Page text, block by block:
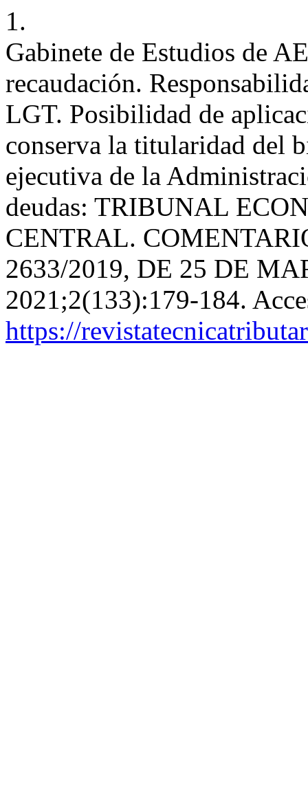
1.
Gabinete de Estudios de
recaudación.
LGT. Posibilidad de
conserva la titularidad del
ejecutiva de la
deudas: TRIBUNAL
CENTRAL.
2633/2019, DE 25 DE
2021;2(133):179-184.
https://